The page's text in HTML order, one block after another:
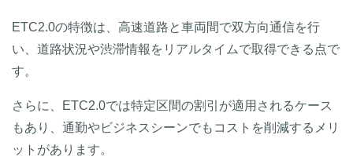
ETC2.0の特徴は、高速道路と車両間で双方向通信を行
い、道路状況や渋滞情報をリアルタイムで取得できる点で
す。
さらに、ETC2.0では特定区間の割引が適用されるケース
もあり、通勤やビジネスシーンでもコストを削減するメリ
ットがあります。